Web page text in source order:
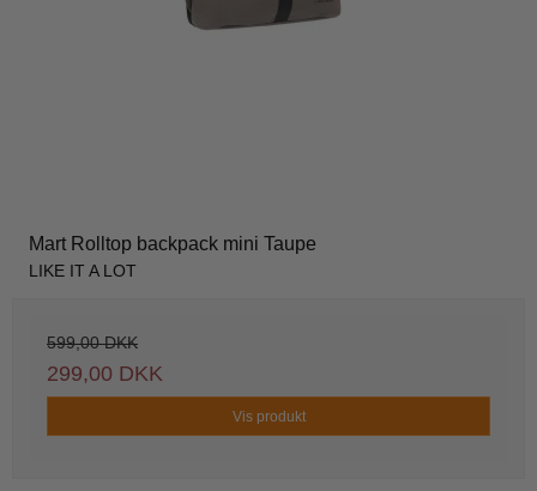
Mart Rolltop backpack mini Taupe
LIKE IT A LOT
599,00 DKK
299,00 DKK
Vis produkt